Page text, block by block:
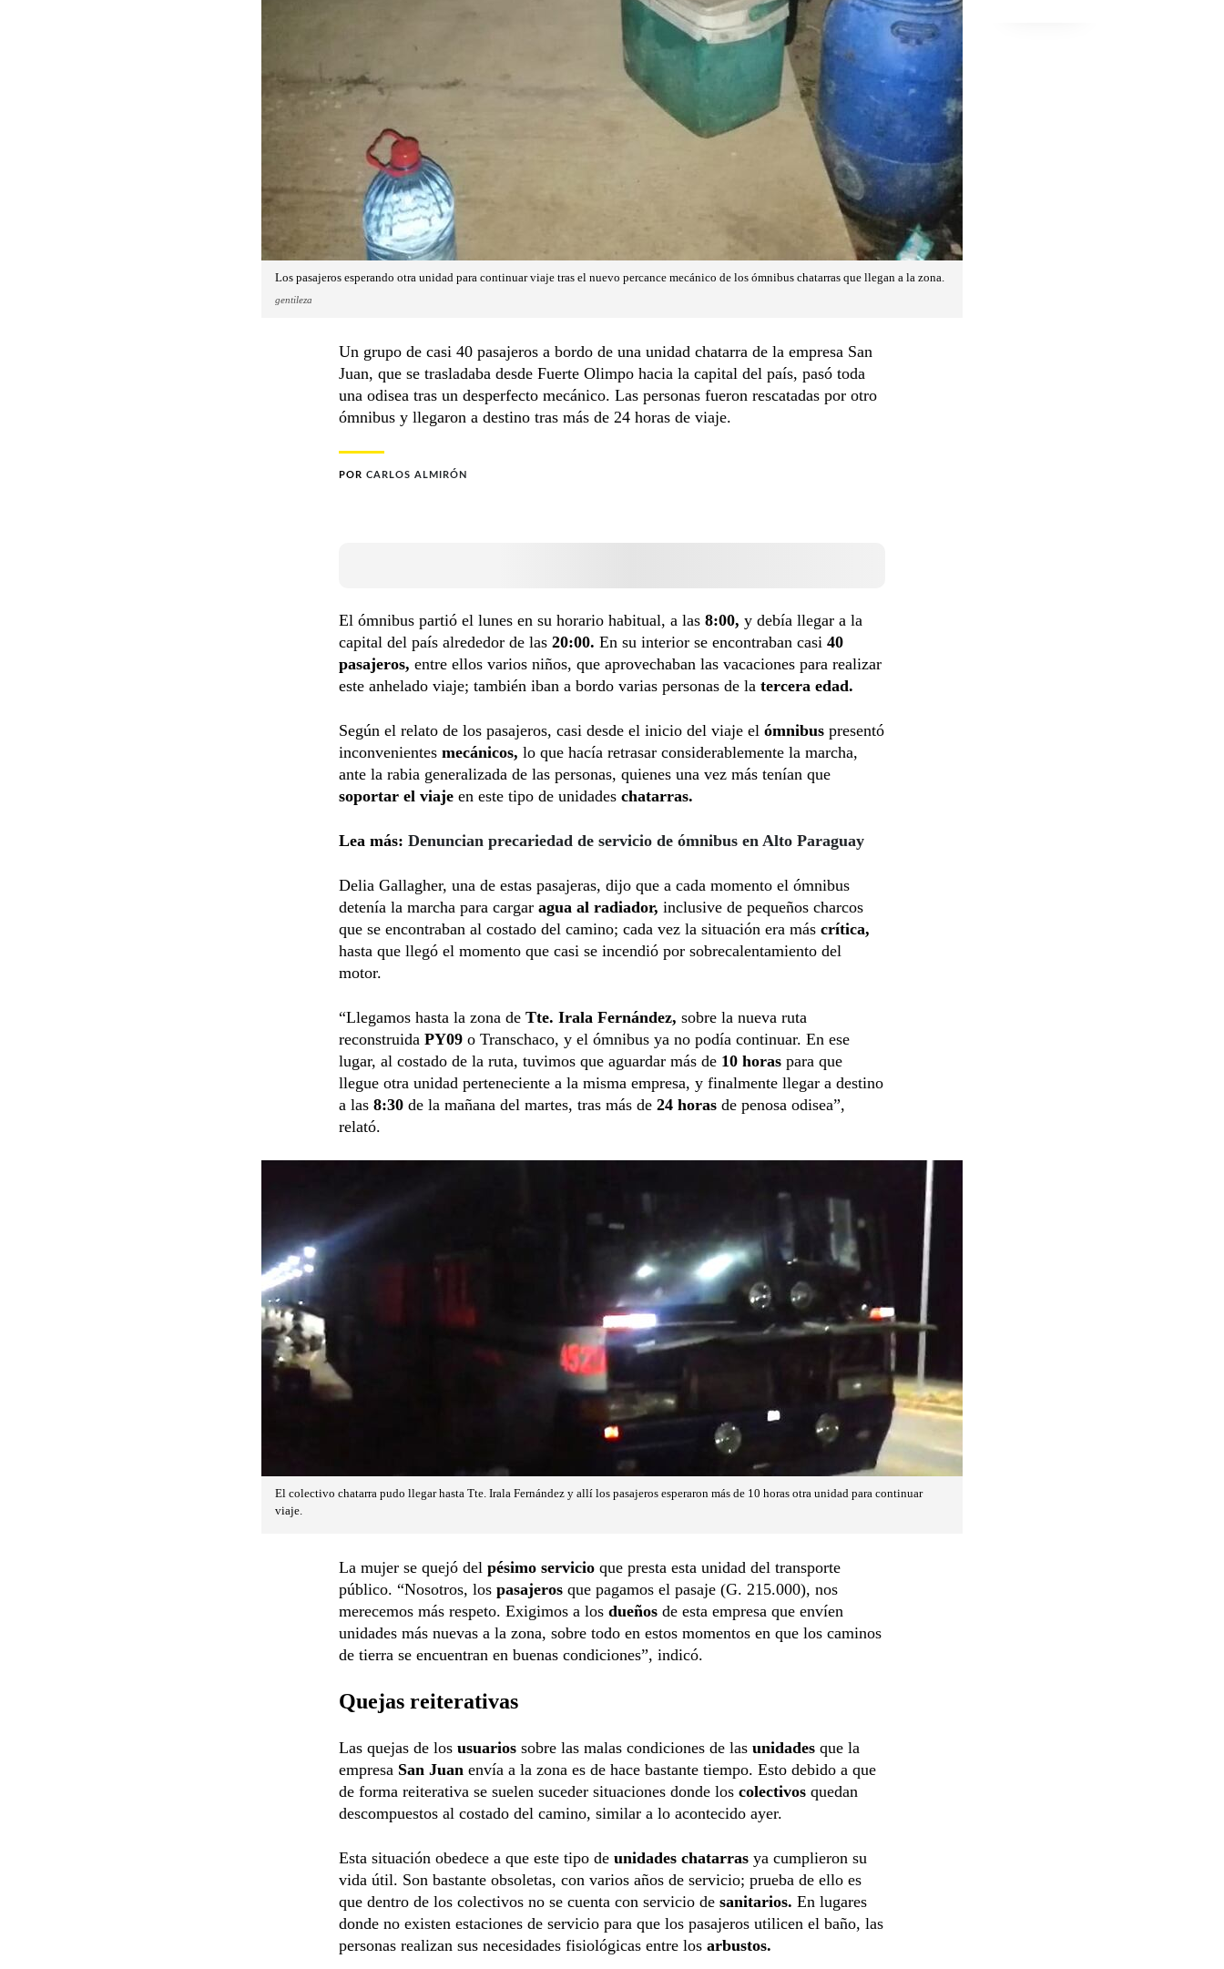
Los pasajeros esperando otra unidad para continuar viaje tras el nuevo percance mecánico de los ómnibus chatarras que llegan a la zona.
gentileza
Un grupo de casi 40 pasajeros a bordo de una unidad chatarra de la empresa San
Juan, que se trasladaba desde Fuerte Olimpo hacia la capital del país, pasó toda
una odisea tras un desperfecto mecánico. Las personas fueron rescatadas por otro
ómnibus y llegaron a destino tras más de 24 horas de viaje.
POR CARLOS ALMIRÓN
El ómnibus partió el lunes en su horario habitual, a las 8:00, y debía llegar a la
capital del país alrededor de las 20:00. En su interior se encontraban casi 40
pasajeros, entre ellos varios niños, que aprovechaban las vacaciones para realizar
este anhelado viaje; también iban a bordo varias personas de la tercera edad.
Según el relato de los pasajeros, casi desde el inicio del viaje el ómnibus presentó
inconvenientes mecánicos, lo que hacía retrasar considerablemente la marcha,
ante la rabia generalizada de las personas, quienes una vez más tenían que
soportar el viaje en este tipo de unidades chatarras.
Lea más: Denuncian precariedad de servicio de ómnibus en Alto Paraguay
Delia Gallagher, una de estas pasajeras, dijo que a cada momento el ómnibus
detenía la marcha para cargar agua al radiador, inclusive de pequeños charcos
que se encontraban al costado del camino; cada vez la situación era más crítica,
hasta que llegó el momento que casi se incendió por sobrecalentamiento del
motor.
“Llegamos hasta la zona de Tte. Irala Fernández, sobre la nueva ruta
reconstruida PY09 o Transchaco, y el ómnibus ya no podía continuar. En ese
lugar, al costado de la ruta, tuvimos que aguardar más de 10 horas para que
llegue otra unidad perteneciente a la misma empresa, y finalmente llegar a destino
a las 8:30 de la mañana del martes, tras más de 24 horas de penosa odisea”,
relató.
El colectivo chatarra pudo llegar hasta Tte. Irala Fernández y allí los pasajeros esperaron más de 10 horas otra unidad para continuar
viaje.
La mujer se quejó del pésimo servicio que presta esta unidad del transporte
público. “Nosotros, los pasajeros que pagamos el pasaje (G. 215.000), nos
merecemos más respeto. Exigimos a los dueños de esta empresa que envíen
unidades más nuevas a la zona, sobre todo en estos momentos en que los caminos
de tierra se encuentran en buenas condiciones”, indicó.
Quejas reiterativas
Las quejas de los usuarios sobre las malas condiciones de las unidades que la
empresa San Juan envía a la zona es de hace bastante tiempo. Esto debido a que
de forma reiterativa se suelen suceder situaciones donde los colectivos quedan
descompuestos al costado del camino, similar a lo acontecido ayer.
Esta situación obedece a que este tipo de unidades chatarras ya cumplieron su
vida útil. Son bastante obsoletas, con varios años de servicio; prueba de ello es
que dentro de los colectivos no se cuenta con servicio de sanitarios. En lugares
donde no existen estaciones de servicio para que los pasajeros utilicen el baño, las
personas realizan sus necesidades fisiológicas entre los arbustos.